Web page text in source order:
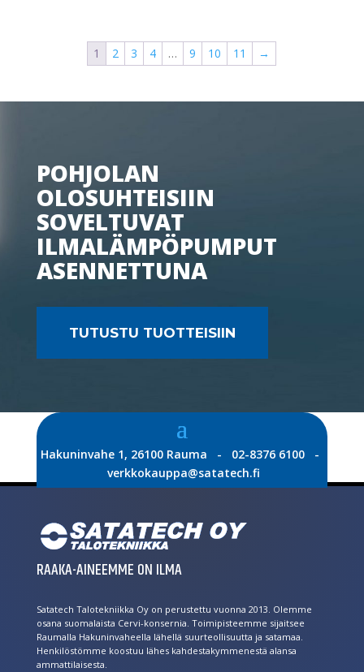
1 2 3 4 … 9 10 11 →
POHJOLAN
OLOSUHTEISIIN
SOVELTUVAT
ILMALÄMPÖPUMPUT
ASENNETTUNA
TUTUSTU TUOTTEISIIN
Hakuninvahe 1, 26100 Rauma - 02-8376 6100 -
verkkokauppa@satatech.fi
RAAKA-AINEEMME ON ILMA
Satatech Talotekniikka Oy on perustettu vuonna 2013. Olemme
osana suomalaista Cervi-konsernia. Toimipisteemme sijaitsee
Raumalla Hakuninvaheella lähellä suurteollisuutta ja satamaa.
Henkilöstömme koostuu lähes kahdestakymmenestä alansa
ammattilaisesta.